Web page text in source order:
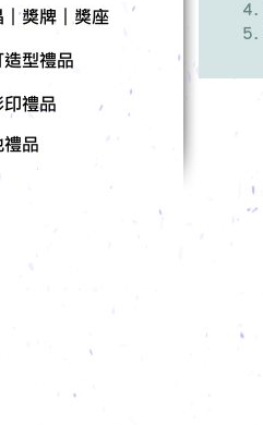
｜獎牌｜獎座
造型禮品
禮品
印禮品